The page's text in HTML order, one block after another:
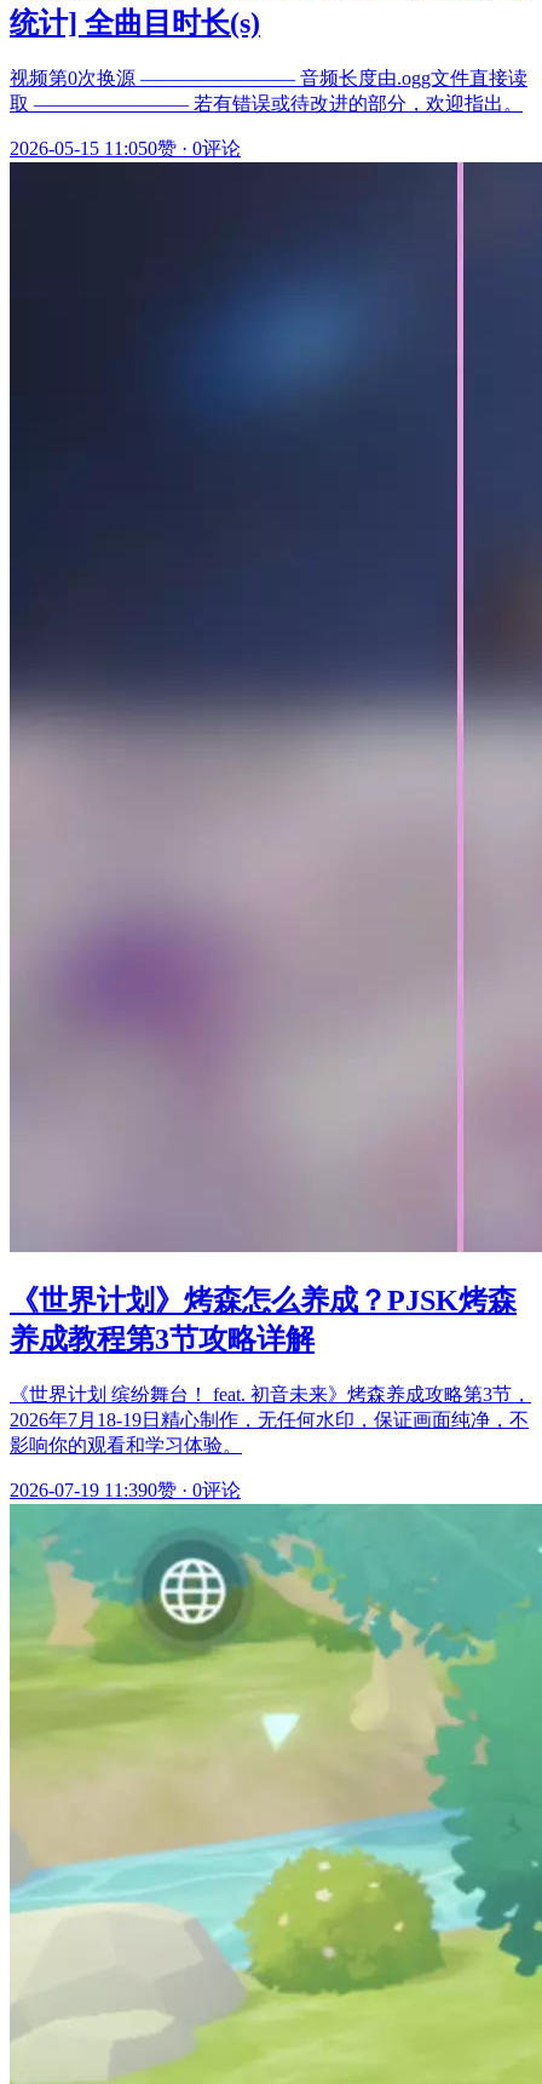
统计] 全曲目时长(s)
视频第0次换源 ———————— 音频长度由.ogg文件直接读
取 ———————— 若有错误或待改进的部分，欢迎指出。
2026-05-15 11:050赞 · 0评论
《世界计划》烤森怎么养成？PJSK烤森
养成教程第3节攻略详解
《世界计划 缤纷舞台！ feat. 初音未来》烤森养成攻略第3节，
2026年7月18-19日精心制作，无任何水印，保证画面纯净，不
影响你的观看和学习体验。
2026-07-19 11:390赞 · 0评论